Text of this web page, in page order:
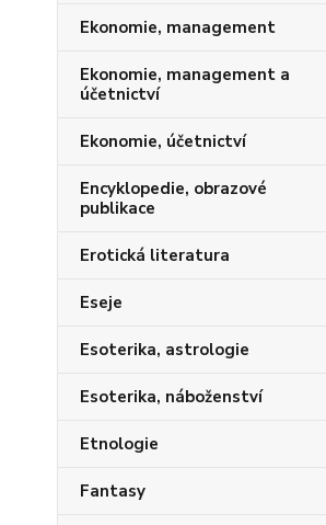
Ekonomie, management
Ekonomie, management a
účetnictví
Ekonomie, účetnictví
Encyklopedie, obrazové
publikace
Erotická literatura
Eseje
Esoterika, astrologie
Esoterika, náboženství
Etnologie
Fantasy